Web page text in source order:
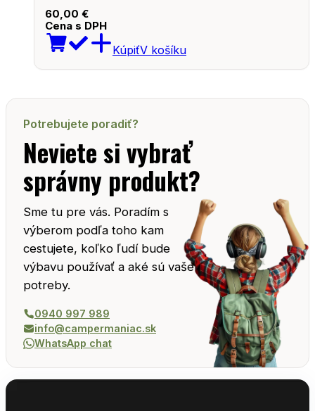
60,00 €
Cena s DPH
KúpiťV košíku
Potrebujete poradiť?
Neviete si vybrať
správny produkt?
Sme tu pre vás. Poradím s
výberom podľa toho kam
cestujete, koľko ľudí bude
výbavu používať a aké sú vaše
potreby.
0940 997 989
info@campermaniac.sk
WhatsApp chat